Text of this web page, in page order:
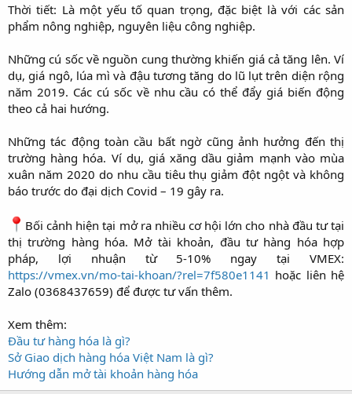
Thời tiết: Là một yếu tố quan trọng, đặc biệt là với các sản
phẩm nông nghiệp, nguyên liệu công nghiệp.
Những cú sốc về nguồn cung thường khiến giá cả tăng lên. Ví
dụ, giá ngô, lúa mì và đậu tương tăng do lũ lụt trên diện rộng
năm 2019. Các cú sốc về nhu cầu có thể đẩy giá biến động
theo cả hai hướng.
Những tác động toàn cầu bất ngờ cũng ảnh hưởng đến thị
trường hàng hóa. Ví dụ, giá xăng dầu giảm mạnh vào mùa
xuân năm 2020 do nhu cầu tiêu thụ giảm đột ngột và không
báo trước do đại dịch Covid – 19 gây ra.
Bối cảnh hiện tại mở ra nhiều cơ hội lớn cho nhà đầu tư tại
thị trường hàng hóa. Mở tài khoản, đầu tư hàng hóa hợp
pháp, lợi nhuận từ 5-10% ngay tại VMEX:
https://vmex.vn/mo-tai-khoan/?rel=7f580e1141 hoặc liên hệ
Zalo (0368437659) để được tư vấn thêm.
Xem thêm:
Đầu tư hàng hóa là gì?
Sở Giao dịch hàng hóa Việt Nam là gì?
Hướng dẫn mở tài khoản hàng hóa